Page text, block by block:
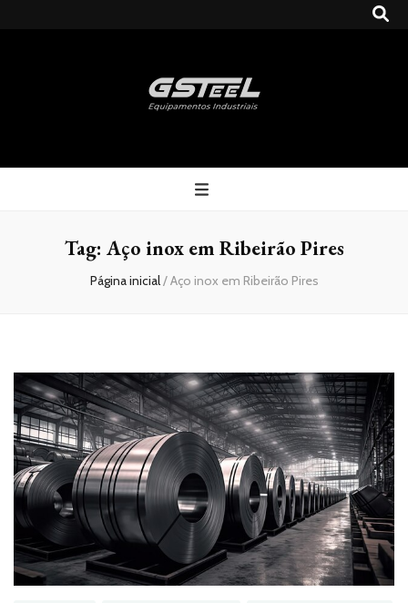
Gsteel
Tag: Aço inox em Ribeirão Pires
Página inicial/Aço inox em Ribeirão Pires